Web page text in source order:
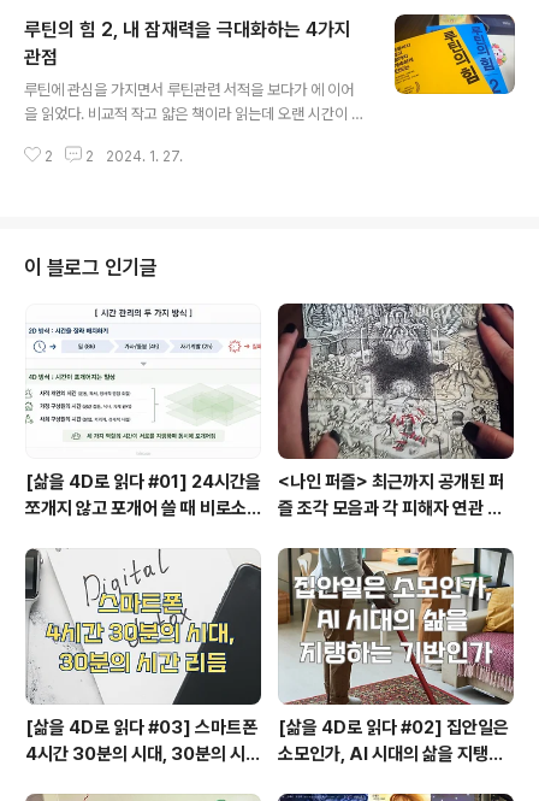
후회 중 하나는 젊은 시절에 도전하지 않은 것이라고 한다.
그리고 그들은 누구보다 일찍 일어나서 가장 소중한 것들
을 가꾸는 데 시간을 들인다. 자기 삶의 소중한 것들을 알고
그것들을 위해 기꺼이 시간을 들이고 해보지 않은 것들을
나 습관에 대해 이야기하는 책, 콘텐츠를 마주할 때마다 드
루틴의 힘 2, 내 잠재력을 극대화하는 4가지
관점
루틴에 관심을 가지면서 루틴관련 서적을 보다가 에 이어
을 읽었다. 비교적 작고 얇은 책이라 읽는데 오랜 시간이 걸
자신감이 붙을 즈음 이책을 읽으면 도움이 될 것이다. '맞
식(Ritual), 습관(Habit) 과연 어떤 의미일까? 새해들어 루
틴이나 습관, 시간관리에 따른 생산성과 창의성 증대에 관
심이 많다. 이는 일상을 빡빡하게 살아가는 현대인이 시간
을 쥐어짜내는 것으로 생각하면 오산이다. 오히려 행복한
시간을 늘리고 도전하고 모험하는 시간을 벌기 위한..
2 2 2024. 1. 27.
이 블로그 인기글
[삶을 4D로 읽다 #01] 24시간을
쪼개지 않고 포개어 쓸 때 비로소
<나인 퍼즐> 최근까지 공개된 퍼
즐 조각 모음과 각 피해자 연관 관
[삶을 4D로 읽다 #03] 스마트폰
4시간 30분의 시대, 30분의 시간
[삶을 4D로 읽다 #02] 집안일은
소모인가, AI 시대의 삶을 지탱하